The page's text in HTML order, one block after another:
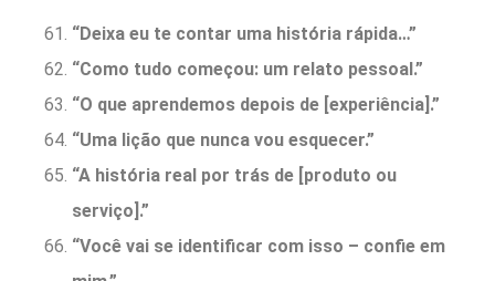
“Deixa eu te contar uma história rápida…”
“Como tudo começou: um relato pessoal.”
“O que aprendemos depois de [experiência].”
“Uma lição que nunca vou esquecer.”
“A história real por trás de [produto ou
serviço].”
“Você vai se identificar com isso – confie em